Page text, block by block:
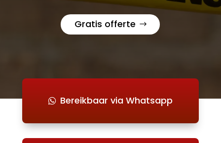
Gratis offerte
Bereikbaar via Whatsapp